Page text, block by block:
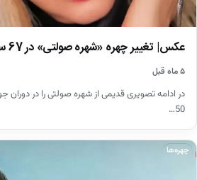
عکس| تغییر چهره «شهره صولتی» در 67 سالگی
۵ ماه قبل
در ادامه تصویری قدیمی از شهره صولتی را در
50…
چهره‌ها